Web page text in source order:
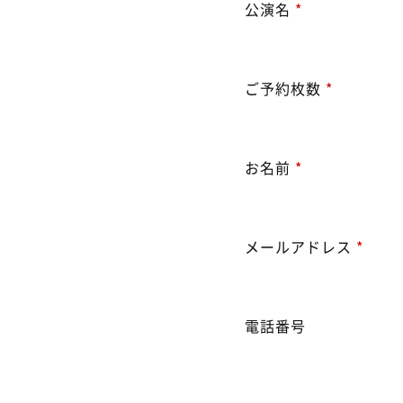
公演名 *
ご予約枚数 *
お名前 *
メールアドレス *
電話番号